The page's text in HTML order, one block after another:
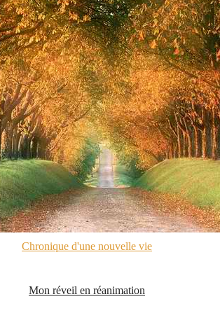
Chronique d'une nouvelle vie
Mon réveil en réanimation